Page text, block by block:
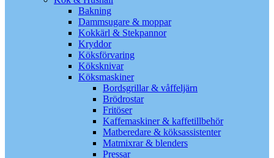
Bakning
Dammsugare & moppar
Kokkärl & Stekpannor
Kryddor
Köksförvaring
Köksknivar
Köksmaskiner
Bordsgrillar & våffeljärn
Brödrostar
Fritöser
Kaffemaskiner & kaffetillbehör
Matberedare & köksassistenter
Matmixrar & blenders
Pressar